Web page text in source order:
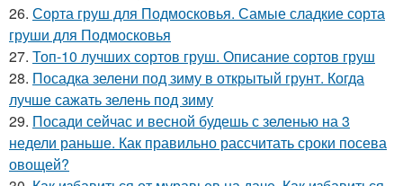
26. Сорта груш для Подмосковья. Самые сладкие сорта
груши для Подмосковья
27. Топ-10 лучших сортов груш. Описание сортов груш
28. Посадка зелени под зиму в открытый грунт. Когда
лучше сажать зелень под зиму
29. Посади сейчас и весной будешь с зеленью на 3
недели раньше. Как правильно рассчитать сроки посева
овощей?